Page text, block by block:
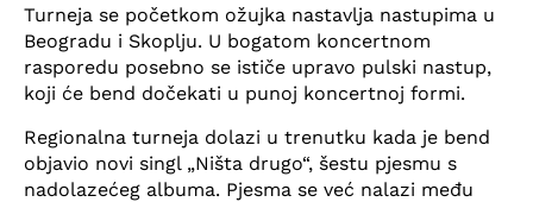
Turneja se početkom ožujka nastavlja nastupima u
Beogradu i Skoplju. U bogatom koncertnom
rasporedu posebno se ističe upravo pulski nastup,
koji će bend dočekati u punoj koncertnoj formi.
Regionalna turneja dolazi u trenutku kada je bend
objavio novi singl „Ništa drugo“, šestu pjesmu s
nadolazećeg albuma. Pjesma se već nalazi među